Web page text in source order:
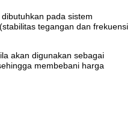
pada sistem
tegangan dan frekuensi
akan digunakan sebagai
membebani harga